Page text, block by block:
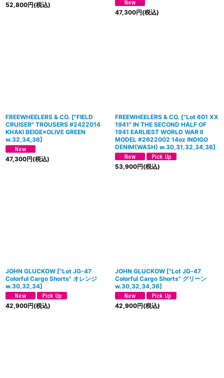
52,800円(税込)
47,300円(税込)
FREEWHEELERS & CO. ["FIELD
CRUISER" TROUSERS #2422014
KHAKI BEIGE×OLIVE GREEN
w.32,34,36]
47,300円(税込)
FREEWHEELERS & CO. ["Lot 601 XX
1941" IN THE SECOND HALF OF
1941 EARLIEST WORLD WAR II
MODEL #2622002 14oz INDIGO
DENIM(WASH) w.30,31,32,34,36]
53,900円(税込)
JOHN GLUCKOW ["Lot JG-47
Colorful Cargo Shorts" オレンジ
w.30,32,34]
42,900円(税込)
JOHN GLUCKOW ["Lot JG-47
Colorful Cargo Shorts" グリーン
w.30,32,34,36]
42,900円(税込)